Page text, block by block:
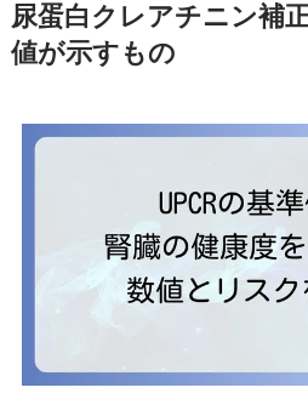
尿蛋白クレアチニン補
値が示すもの